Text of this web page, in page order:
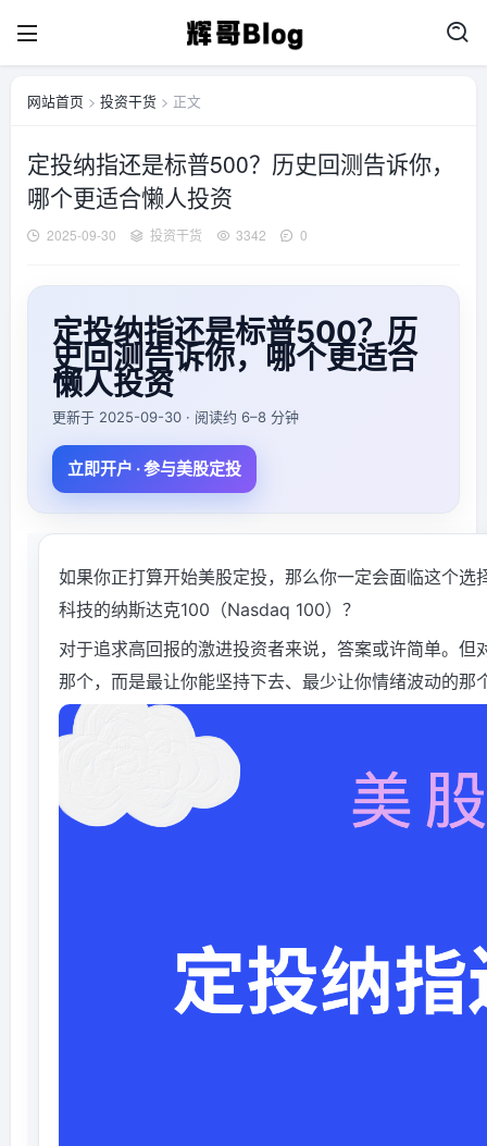
网站首页 > 投资干货 > 正文
定投纳指还是标普500？历史回测告诉你，
哪个更适合懒人投资
2025-09-30 投资干货 3342 0
定投纳指还是标普500？历
史回测告诉你，哪个更适合
懒人投资
更新于 2025-09-30 · 阅读约 6–8 分钟
立即开户 · 参与美股定投
如果你正打算开始美股定投，那么你一定会面临这个
科技的纳斯达克100（Nasdaq 100）？
对于追求高回报的激进投资者来说，答案或许简单。但
那个，而是最让你能坚持下去、最少让你情绪波动的那